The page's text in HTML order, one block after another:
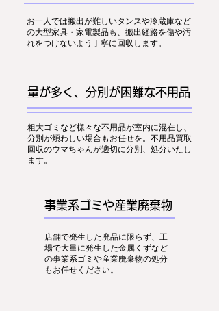
お一人では搬出が難しいタンスや冷蔵庫など
の大型家具・家電製品も、搬出経路を傷や汚
れをつけないよう丁寧に回収します。
量が多く、分別が困難な不用品
粗大ゴミなど様々な不用品が室内に混在し、
分別が煩わしい場合もお任せを。不用品買取
回収のウマちゃんが適切に分別、処分いたし
ます。
事業系ゴミや産業廃棄物
店舗で発生した廃品に限らず、工
場で大量に発生した金属くずなど
の事業系ゴミや産業廃棄物の処分
もお任せください。